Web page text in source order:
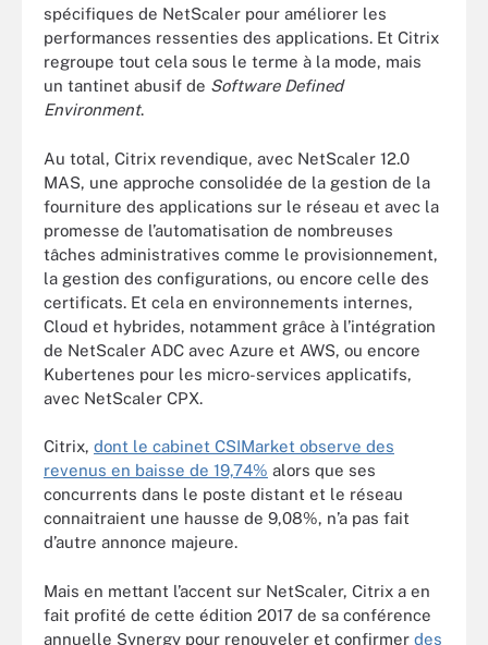
spécifiques de NetScaler pour améliorer les
performances ressenties des applications. Et Citrix
regroupe tout cela sous le terme à la mode, mais
un tantinet abusif de Software Defined
Environment.
Au total, Citrix revendique, avec NetScaler 12.0
MAS, une approche consolidée de la gestion de la
fourniture des applications sur le réseau et avec la
promesse de l’automatisation de nombreuses
tâches administratives comme le provisionnement,
la gestion des configurations, ou encore celle des
certificats. Et cela en environnements internes,
Cloud et hybrides, notamment grâce à l’intégration
de NetScaler ADC avec Azure et AWS, ou encore
Kubertenes pour les micro-services applicatifs,
avec NetScaler CPX.
Citrix, dont le cabinet CSIMarket observe des
revenus en baisse de 19,74% alors que ses
concurrents dans le poste distant et le réseau
connaitraient une hausse de 9,08%, n’a pas fait
d’autre annonce majeure.
Mais en mettant l’accent sur NetScaler, Citrix a en
fait profité de cette édition 2017 de sa conférence
annuelle Synergy pour renouveler et confirmer des